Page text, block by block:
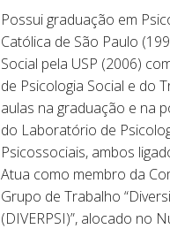
Possui graduação em
Católica de São Paulo
Social pela USP (2006)
de Psicologia Social e do
aulas na graduação e na
do Laboratório de
Psicossociais, ambos
Atua como membro da
Grupo de Trabalho
(DIVERPSI)”, alocado no